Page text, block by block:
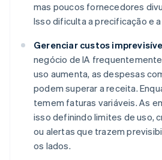
mas poucos fornecedores
Isso dificulta a precificação e
Gerenciar custos
negócio de IA
uso aumenta, as despesas
podem superar a receita.
temem faturas variáveis. As
isso definindo limites de uso,
ou alertas que trazem
os lados.